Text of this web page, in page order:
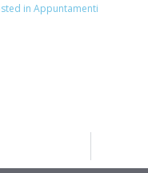
in Appuntamenti